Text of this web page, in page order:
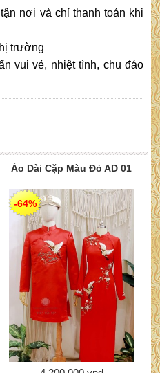
nơi và chỉ thanh toán khi
trường
vui vẻ, nhiệt tình, chu đáo
Áo Dài Cặp Màu Đỏ AD 01
-64%